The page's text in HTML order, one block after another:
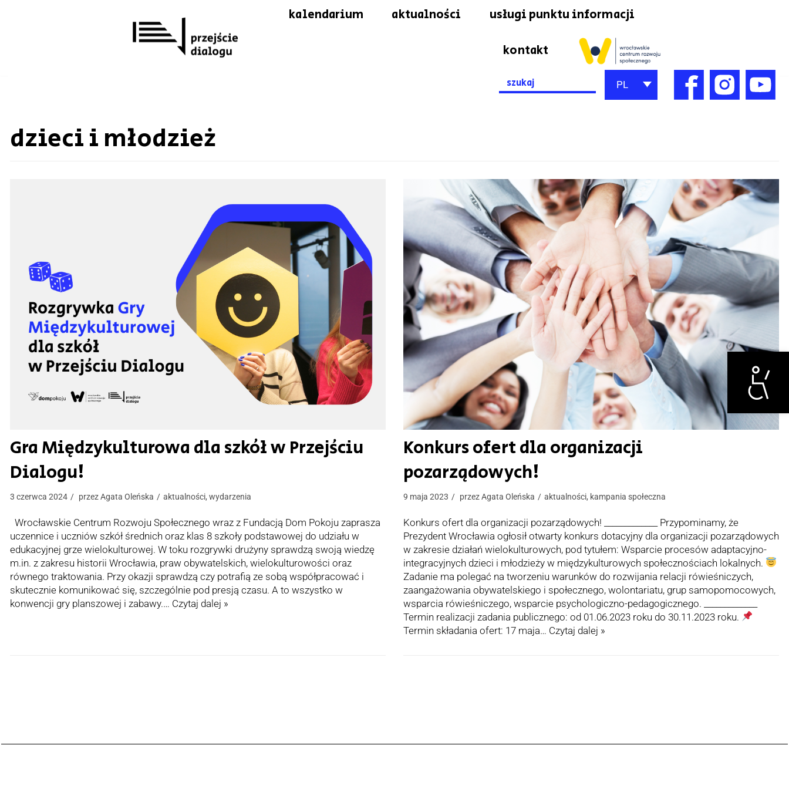
Otwórz
kalendarium aktualności usługi punktu informacji
kontakt
Search
for:
PL
dzieci i młodzież
Gra Międzykulturowa dla szkół w Przejściu
Dialogu!
3 czerwca 2024 przezAgata Oleńska aktualności, wydarzenia
Wrocławskie Centrum Rozwoju Społecznego wraz z Fundacją Dom Pokoju zaprasza
uczennice i uczniów szkół średnich oraz klas 8 szkoły podstawowej do udziału w
edukacyjnej grze wielokulturowej. W toku rozgrywki drużyny sprawdzą swoją wiedzę
m.in. z zakresu historii Wrocławia, praw obywatelskich, wielokulturowości oraz
równego traktowania. Przy okazji sprawdzą czy potrafią ze sobą współpracować i
skutecznie komunikować się, szczególnie pod presją czasu. A to wszystko w
konwencji gry planszowej i zabawy.… Czytaj dalej »
Konkurs ofert dla organizacji
pozarządowych!
9 maja 2023 przezAgata Oleńska aktualności, kampania społeczna
Konkurs ofert dla organizacji pozarządowych! _____________ Przypominamy, że
Prezydent Wrocławia ogłosił otwarty konkurs dotacyjny dla organizacji pozarządowych
w zakresie działań wielokulturowych, pod tytułem: Wsparcie procesów adaptacyjno-
integracyjnych dzieci i młodzieży w międzykulturowych społecznościach lokalnych.
Zadanie ma polegać na tworzeniu warunków do rozwijania relacji rówieśniczych,
zaangażowania obywatelskiego i społecznego, wolontariatu, grup samopomocowych,
wsparcia rówieśniczego, wsparcie psychologiczno-pedagogicznego. _____________
Termin realizacji zadania publicznego: od 01.06.2023 roku do 30.11.2023 roku.
Termin składania ofert: 17 maja… Czytaj dalej »